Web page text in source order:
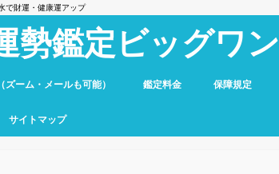
で財運・健康運アップ
勢鑑定ビッグワン
ズーム・メールも可能） 鑑定料金 保障規定
サイトマップ